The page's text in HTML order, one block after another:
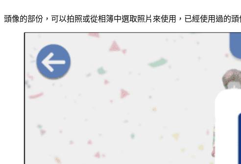
頭像的部份，可以拍照或從相簿中選取照片來使用，已經使用過的